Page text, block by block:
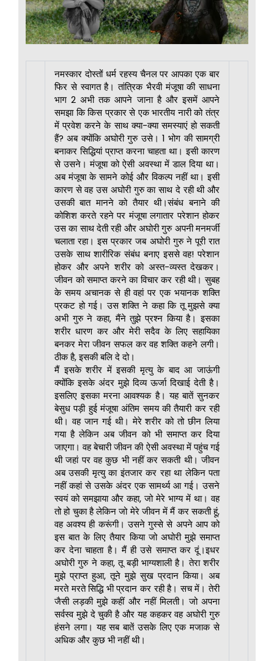
नमस्कार दोस्तों धर्म रहस्य चैनल पर आपका एक बार
फिर से स्वागत है। तांत्रिक भैरवी मंजूषा की साधना
भाग 2 अभी तक आपने जाना है और इसमें आपने
समझा कि किस प्रकार से एक भारतीय नारी को तंत्र
में प्रवेश करने के साथ क्या-क्या समस्याएं हो सकती
हैं? अब क्योंकि अघोरी गुरु उसे। 1 भोग की सामग्री
बनाकर सिद्धियां प्राप्त करना चाहता था। इसी कारण
से उसने। मंजूषा को ऐसी अवस्था में डाल दिया था।
अब मंजूषा के सामने कोई और विकल्प नहीं था। इसी
कारण से वह उस अघोरी गुरु का साथ दे रही थी और
उसकी बात मानने को तैयार थी।संबंध बनाने की
कोशिश करते रहने पर मंजूषा लगातार परेशान होकर
उस का साथ देती रही और अघोरी गुरु अपनी मनमर्जी
चलाता रहा। इस प्रकार जब अघोरी गुरु ने पूरी रात
उसके साथ शारीरिक संबंध बनाए इससे वह! परेशान
होकर और अपने शरीर को अस्त-व्यस्त देखकर।
जीवन को समाप्त करने का विचार कर रही थी। सुबह
के समय अचानक से ही वहां पर एक भयानक शक्ति
प्रकट हो गई। उस शक्ति ने कहा कि तू मुझसे क्या
अभी गुरु ने कहा, मैंने तुझे प्रश्न किया है। इसका
शरीर धारण कर और मेरी सदैव के लिए सहायिका
बनकर मेरा जीवन सफल कर वह शक्ति कहने लगी।
ठीक है, इसकी बलि दे दो।
मैं इसके शरीर में इसकी मृत्यु के बाद आ जाऊंगी
क्योंकि इसके अंदर मुझे दिव्य ऊर्जा दिखाई देती है।
इसलिए इसका मरना आवश्यक है। यह बातें सुनकर
बेसुध पड़ी हुई मंजूषा अंतिम समय की तैयारी कर रही
थी। वह जान गई थी। मेरे शरीर को तो छीन लिया
गया है लेकिन अब जीवन को भी समाप्त कर दिया
जाएगा। वह बेचारी जीवन की ऐसी अवस्था में पहुंच गई
थी जहां पर वह कुछ भी नहीं कर सकती थी। जीवन
अब उसकी मृत्यु का इंतजार कर रहा था लेकिन पता
नहीं कहां से उसके अंदर एक सामर्थ्य आ गई। उसने
स्वयं को समझाया और कहा, जो मेरे भाग्य में था। वह
तो हो चुका है लेकिन जो मेरे जीवन में मैं कर सकती हूं,
वह अवश्य ही करूंगी। उसने गुस्से से अपने आप को
इस बात के लिए तैयार किया जो अघोरी मुझे समाप्त
कर देना चाहता है। मैं ही उसे समाप्त कर दूं।इधर
अघोरी गुरु ने कहा, तू बड़ी भाग्यशाली है। तेरा शरीर
मुझे प्राप्त हुआ, तूने मुझे सुख प्रदान किया। अब
मरते मरते सिद्धि भी प्रदान कर रही है। सच में। तेरी
जैसी लड़की मुझे कहीं और नहीं मिलती। जो अपना
सर्वस्व मुझे दे चुकी है और यह कहकर वह अघोरी गुरु
हंसने लगा। यह सब बातें उसके लिए एक मजाक से
अधिक और कुछ भी नहीं थी।